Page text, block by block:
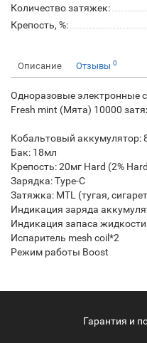
Количество затяжек:
Крепость, %:
Описание Отзывы 0
Одноразовые электронные
Fresh mint (Мята) 10000
Кобальтовый аккумулятор:
Бак: 18мл
Крепость: 20мг Hard (2%
Зарядка: Type-C
Затяжка: MTL (тугая,
Индикация заряда
Индикация запаса жидкости
Испаритель mesh coil*2
Режим работы Boost
Гарантия и